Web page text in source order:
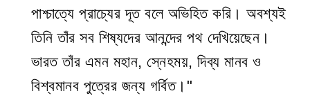
পাশ্চাত্যে প্রাচ্যের দূত বলে অভিহিত করি। অবশ্যই
তিনি তাঁর সব শিষ্যদের আনন্দের পথ দেখিয়েছেন।
ভারত তাঁর এমন মহান, স্নেহময়, দিব্য মানব ও
বিশ্বমানব পুত্রের জন্য গর্বিত।"